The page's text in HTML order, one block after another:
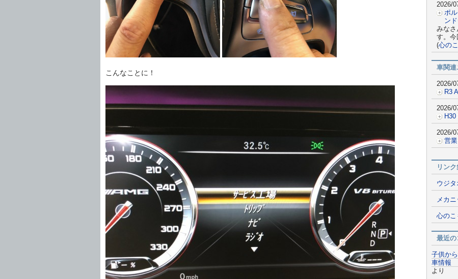
こんなことに！
2026/
ポ
ン
みなさ
す。今
(心の
車関連
2026/
R3
2026/
2026/
営
リン
ウジ
メカ
心のこ
最近の
子供か
車情報
より